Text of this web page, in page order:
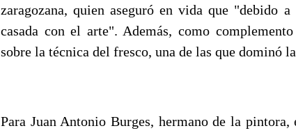
zaragozana, quien aseguró en vida que "debido
casada con el arte". Además, como
sobre la técnica del fresco, una de las que dominó
Para Juan Antonio Burges, hermano de la